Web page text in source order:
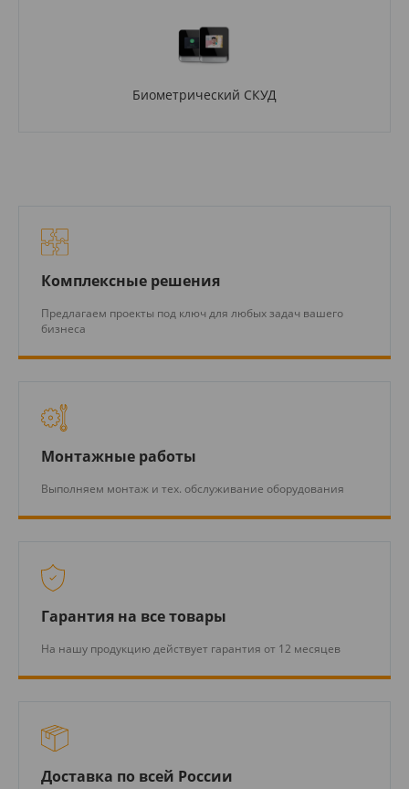
Биометрический СКУД
Комплексные решения
Предлагаем проекты под ключ для любых задач вашего
бизнеса
Монтажные работы
Выполняем монтаж и тех. обслуживание оборудования
Гарантия на все товары
На нашу продукцию действует гарантия от 12 месяцев
Доставка по всей России